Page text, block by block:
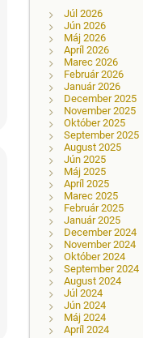
Júl 2026
Jún 2026
Máj 2026
Apríl 2026
Marec 2026
Február 2026
Január 2026
December 2025
November 2025
Október 2025
September 2025
August 2025
Jún 2025
Máj 2025
Apríl 2025
Marec 2025
Február 2025
Január 2025
December 2024
November 2024
Október 2024
September 2024
August 2024
Júl 2024
Jún 2024
Máj 2024
Apríl 2024